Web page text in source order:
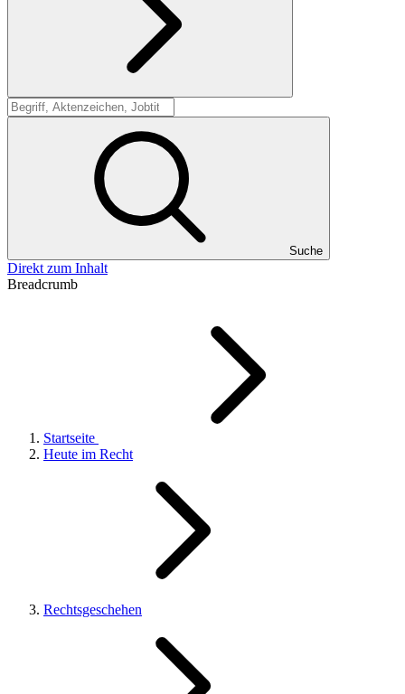
Suche
Suche
Direkt zum Inhalt
Breadcrumb
Startseite
Heute im Recht
Rechtsgeschehen